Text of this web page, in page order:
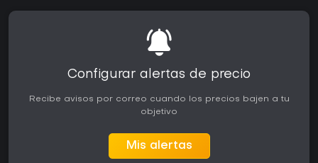
Configurar alertas de precio
Recibe avisos por correo cuando los precios bajen a tu
objetivo
Mis alertas